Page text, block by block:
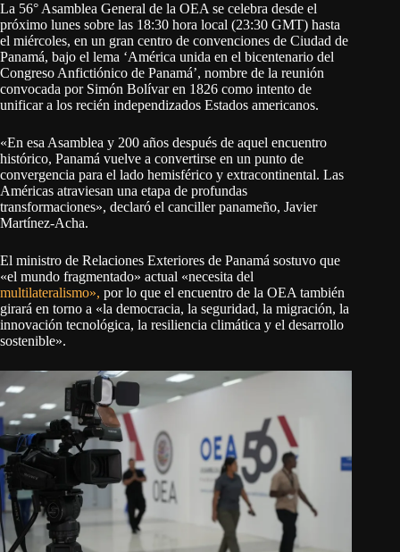
La 56° Asamblea General de la OEA se celebra desde el
próximo lunes sobre las 18:30 hora local (23:30 GMT) hasta
el miércoles, en un gran centro de convenciones de Ciudad de
Panamá, bajo el lema ‘América unida en el bicentenario del
Congreso Anfictiónico de Panamá’, nombre de la reunión
convocada por Simón Bolívar en 1826 como intento de
unificar a los recién independizados Estados americanos.
«En esa Asamblea y 200 años después de aquel encuentro
histórico, Panamá vuelve a convertirse en un punto de
convergencia para el lado hemisférico y extracontinental. Las
Américas atraviesan una etapa de profundas
transformaciones», declaró el canciller panameño, Javier
Martínez-Acha.
El ministro de Relaciones Exteriores de Panamá sostuvo que
«el mundo fragmentado» actual «necesita del
multilateralismo», por lo que el encuentro de la OEA también
girará en torno a «la democracia, la seguridad, la migración, la
innovación tecnológica, la resiliencia climática y el desarrollo
sostenible».